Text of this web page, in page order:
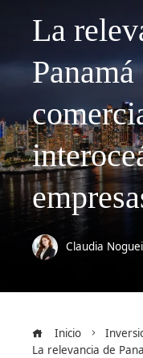
La
Claudia
Inicio
La relevancia de